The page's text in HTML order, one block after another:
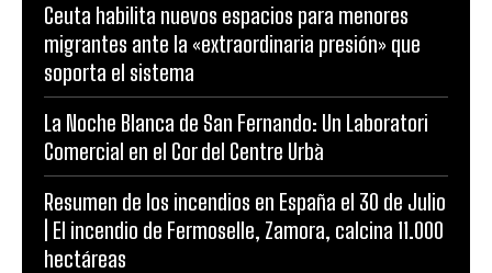
Ceuta habilita nuevos espacios para menores
migrantes ante la «extraordinaria presión» que
soporta el sistema
La Noche Blanca de San Fernando: Un Laboratori
Comercial en el Cor del Centre Urbà
Resumen de los incendios en España el 30 de Julio
| El incendio de Fermoselle, Zamora, calcina 11.000
hectáreas